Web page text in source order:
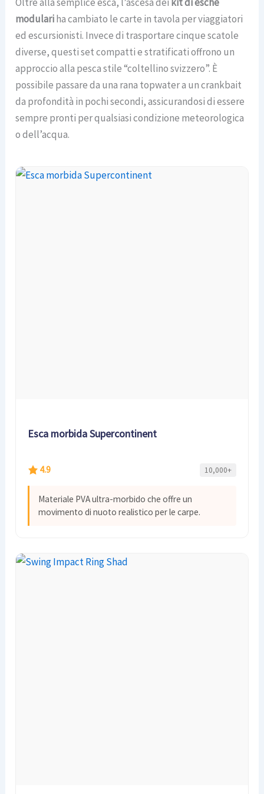
modulariha cambiato le carte in tavola per viaggiatori
ed escursionisti. Invece di trasportare cinque scatole
diverse, questi set compatti e stratificati offrono un
approccio alla pesca stile “coltellino svizzero”. È
possibile passare da una rana topwater a un crankbait
da profondità in pochi secondi, assicurandosi di essere
sempre pronti per qualsiasi condizione meteorologica
o dell’acqua.
Esca morbida Supercontinent
4.9 10,000+
Materiale PVA ultra-morbido che offre un
movimento di nuoto realistico per le carpe.